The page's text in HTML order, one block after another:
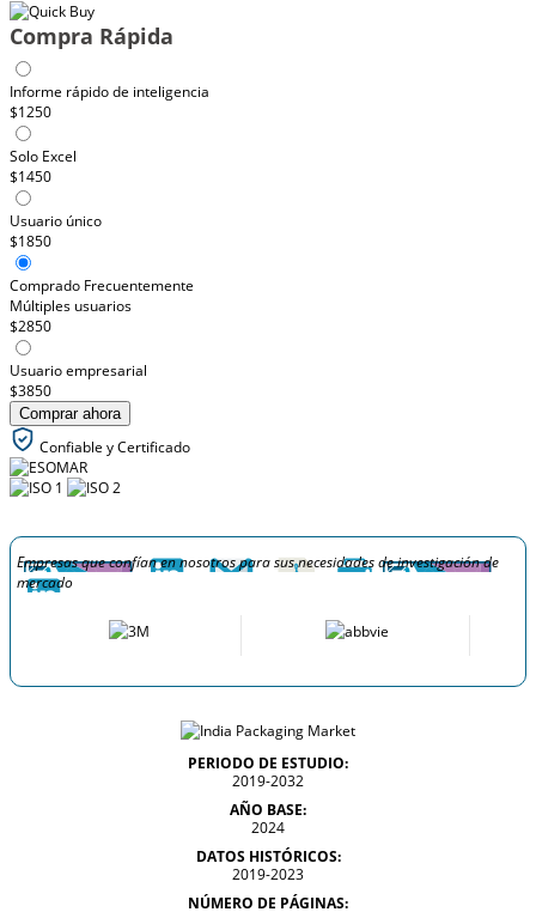
Compra Rápida
Informe rápido de inteligencia
$1250
Solo Excel
$1450
Usuario único
$1850
Comprado Frecuentemente
Múltiples usuarios
$2850
Usuario empresarial
$3850
Comprar ahora
Confiable y Certificado
Empresas que confían en nosotros para sus necesidades de investigación de
mercado
PERIODO DE ESTUDIO:
2019-2032
AÑO BASE:
2024
DATOS HISTÓRICOS:
2019-2023
NÚMERO DE PÁGINAS: